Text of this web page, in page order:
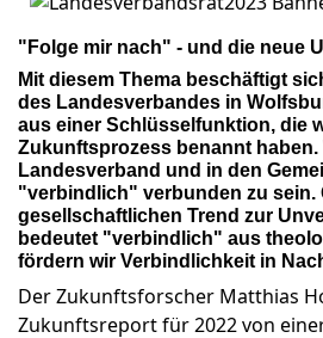
"Folge mir nach" - und die neue
Mit diesem Thema beschäftigt
des Landesverbandes in
aus einer Schlüsselfunktion, die
Zukunftsprozess benannt haben.
Landesverband und in den
"verbindlich" verbunden zu sein.
gesellschaftlichen Trend zur
bedeutet "verbindlich" aus
fördern wir Verbindlichkeit in
Der Zukunftsforscher Matthias
Zukunftsreport für 2022 von